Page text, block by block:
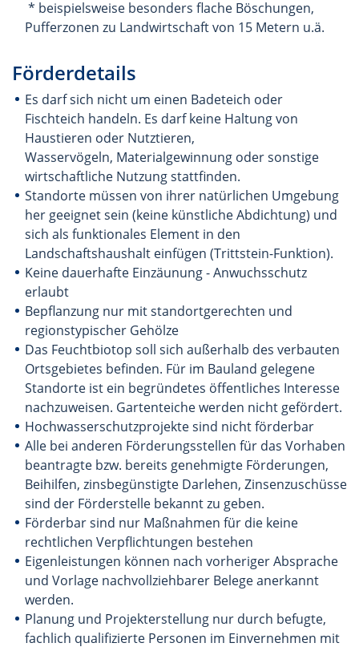
* beispielsweise besonders flache Böschungen,
Pufferzonen zu Landwirtschaft von 15 Metern u.ä.
Förderdetails
Es darf sich nicht um einen Badeteich oder
Fischteich handeln. Es darf keine Haltung von
Haustieren oder Nutztieren,
Wasservögeln, Materialgewinnung oder sonstige
wirtschaftliche Nutzung stattfinden.
Standorte müssen von ihrer natürlichen Umgebung
her geeignet sein (keine künstliche Abdichtung) und
sich als funktionales Element in den
Landschaftshaushalt einfügen (Trittstein-Funktion).
Keine dauerhafte Einzäunung - Anwuchsschutz
erlaubt
Bepflanzung nur mit standortgerechten und
regionstypischer Gehölze
Das Feuchtbiotop soll sich außerhalb des verbauten
Ortsgebietes befinden. Für im Bauland gelegene
Standorte ist ein begründetes öffentliches Interesse
nachzuweisen. Gartenteiche werden nicht gefördert.
Hochwasserschutzprojekte sind nicht förderbar
Alle bei anderen Förderungsstellen für das Vorhaben
beantragte bzw. bereits genehmigte Förderungen,
Beihilfen, zinsbegünstigte Darlehen, Zinsenzuschüsse
sind der Förderstelle bekannt zu geben.
Förderbar sind nur Maßnahmen für die keine
rechtlichen Verpflichtungen bestehen
Eigenleistungen können nach vorheriger Absprache
und Vorlage nachvollziehbarer Belege anerkannt
werden.
Planung und Projekterstellung nur durch befugte,
fachlich qualifizierte Personen im Einvernehmen mit